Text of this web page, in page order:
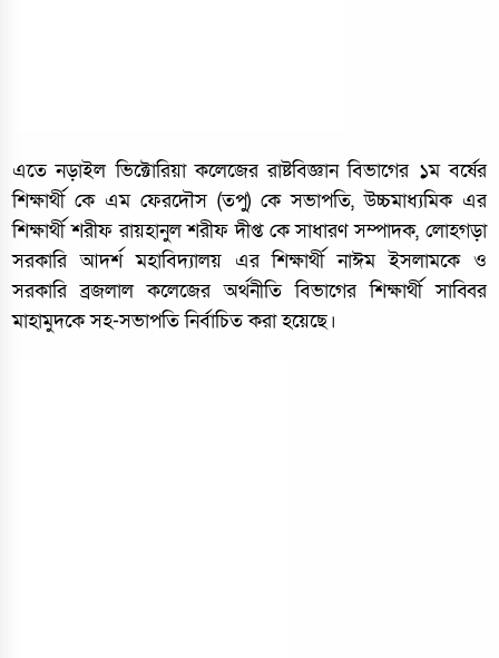
এতে নড়াইল ভিক্টোরিয়া কলেজের রাষ্টবিজ্ঞান বিভাগের ১ম বর্ষের
শিক্ষার্থী কে এম ফেরদৌস (তপু) কে সভাপতি, উচ্চমাধ্যমিক এর
শিক্ষার্থী শরীফ রায়হানুল শরীফ দীপ্ত কে সাধারণ সম্পাদক, লোহগড়া
সরকারি আদর্শ মহাবিদ্যালয় এর শিক্ষার্থী নাঈম ইসলামকে ও
সরকারি ব্রজলাল কলেজের অর্থনীতি বিভাগের শিক্ষার্থী সাব্বির
মাহামুদকে সহ-সভাপতি নির্বাচিত করা হয়েছে।